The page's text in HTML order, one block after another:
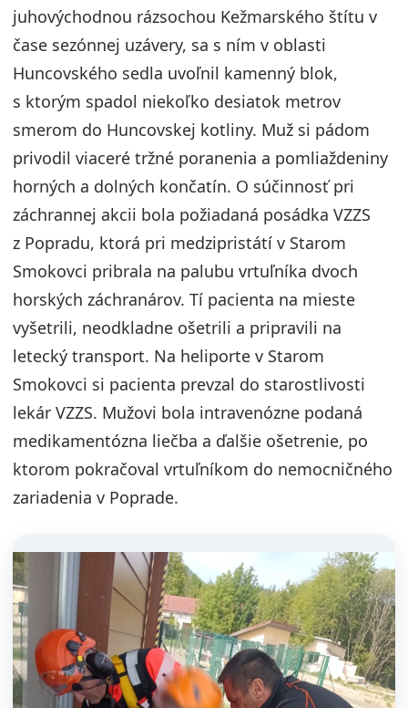
juhovýchodnou rázsochou Kežmarského štítu v
čase sezónnej uzávery, sa s ním v oblasti
Huncovského sedla uvoľnil kamenný blok,
s ktorým spadol niekoľko desiatok metrov
smerom do Huncovskej kotliny. Muž si pádom
privodil viaceré tržné poranenia a pomliaždeniny
horných a dolných končatín. O súčinnosť pri
záchrannej akcii bola požiadaná posádka VZZS
z Popradu, ktorá pri medzipristátí v Starom
Smokovci pribrala na palubu vrtuľníka dvoch
horských záchranárov. Tí pacienta na mieste
vyšetrili, neodkladne ošetrili a pripravili na
letecký transport. Na heliporte v Starom
Smokovci si pacienta prevzal do starostlivosti
lekár VZZS. Mužovi bola intravenózne podaná
medikamentózna liečba a ďalšie ošetrenie, po
ktorom pokračoval vrtuľníkom do nemocničného
zariadenia v Poprade.